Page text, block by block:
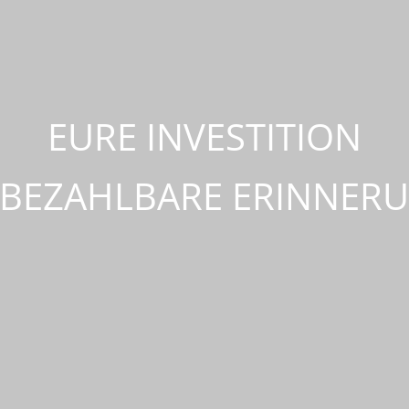
EURE INVESTITION